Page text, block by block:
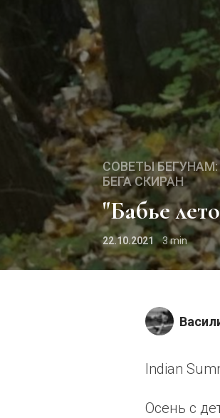
СОВЕТЫ
БЕГА СКИРАН
"Бабье
22.10.2021 3
Indian
Осень с